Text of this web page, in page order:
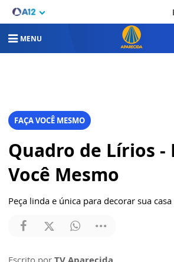
MENU
FAÇA VOCÊ MESMO
Quadro de Lírios -
Você Mesmo
Peça linda e única para decorar sua casa
Escrito por TV Aparecida